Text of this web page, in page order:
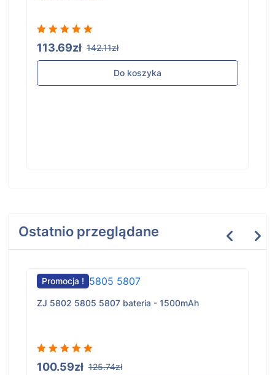
113.69zł 142.11zł
Do koszyka
Ostatnio przeglądane
Promocja !
ZJ 5802 5805 5807 bateria - 1500mAh
100.59zł 125.74zł